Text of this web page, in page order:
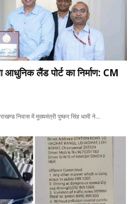
आधुनिक लैंड पोर्ट का निर्माण: CM
निवास में मुख्यमंत्री पुष्कर सिंह धामी ने…